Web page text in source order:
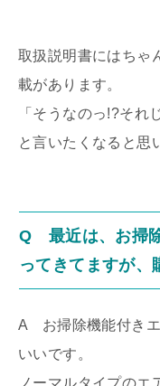
取扱説明書にはちゃ
載があります。
「そうなのっ!?それ
と言いたくなると思
Q 最近は、お掃
ってきてますが、
A お掃除機能付き
いいです。
ノーマルタイプの